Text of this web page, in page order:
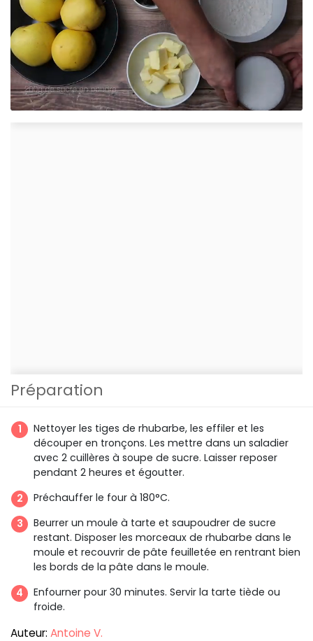
Préparation
Nettoyer les tiges de rhubarbe, les effiler et les
découper en tronçons. Les mettre dans un saladier
avec 2 cuillères à soupe de sucre. Laisser reposer
pendant 2 heures et égoutter.
Préchauffer le four à 180°C.
Beurrer un moule à tarte et saupoudrer de sucre
restant. Disposer les morceaux de rhubarbe dans le
moule et recouvrir de pâte feuilletée en rentrant bien
les bords de la pâte dans le moule.
Enfourner pour 30 minutes. Servir la tarte tiède ou
froide.
Auteur: Antoine V.